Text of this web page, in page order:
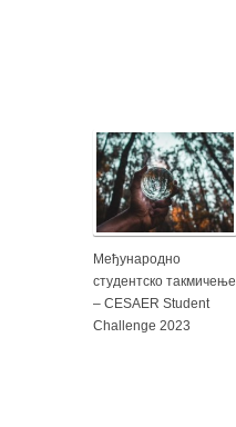
Међународно
студентско такмичење
– CESAER Student
Challenge 2023